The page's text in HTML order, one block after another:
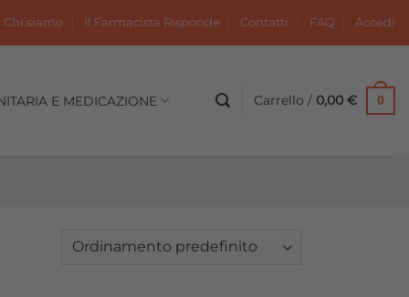
Chi siamo Il Farmacista Risponde Contatti FAQ Accedi
E MEDICAZIONE Carrello / 0,00€ 0